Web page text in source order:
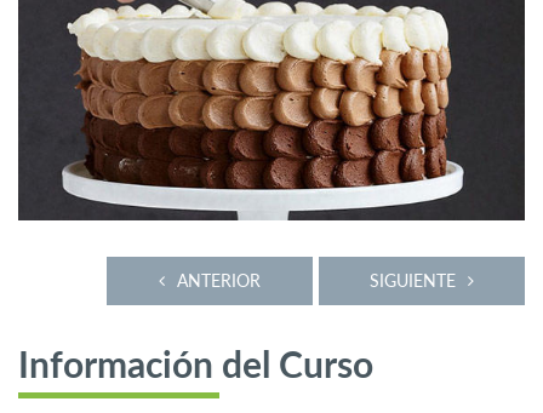
SIGUIENTE
ANTERIOR
Información del Curso